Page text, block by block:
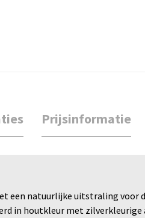
Prijsinformatie
een natuurlijke uitstraling voor
in houtkleur met